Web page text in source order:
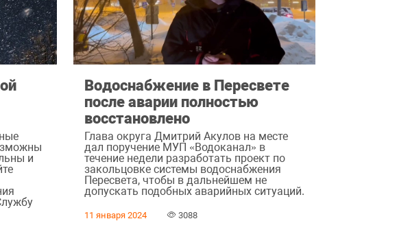
и
Водоснабжение в Пересвете
после аварии полностью
восстановлено
Глава округа Дмитрий Акулов на месте
дал поручение МУП «Водоканал» в
течение недели разработать проект по
закольцовке системы водоснабжения
Пересвета, чтобы в дальнейшем не
допускать подобных аварийных ситуаций.
11 января 2024 3088